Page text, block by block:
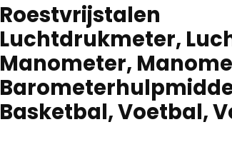
Roestvrijstalen
Luchtdrukmeter,
Manometer,
Basketbal, Voetbal,